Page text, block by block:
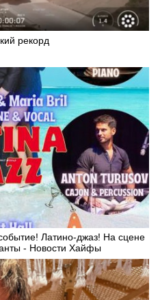
рекорд
Латино-джаз! На сцене
- Новости Хайфы